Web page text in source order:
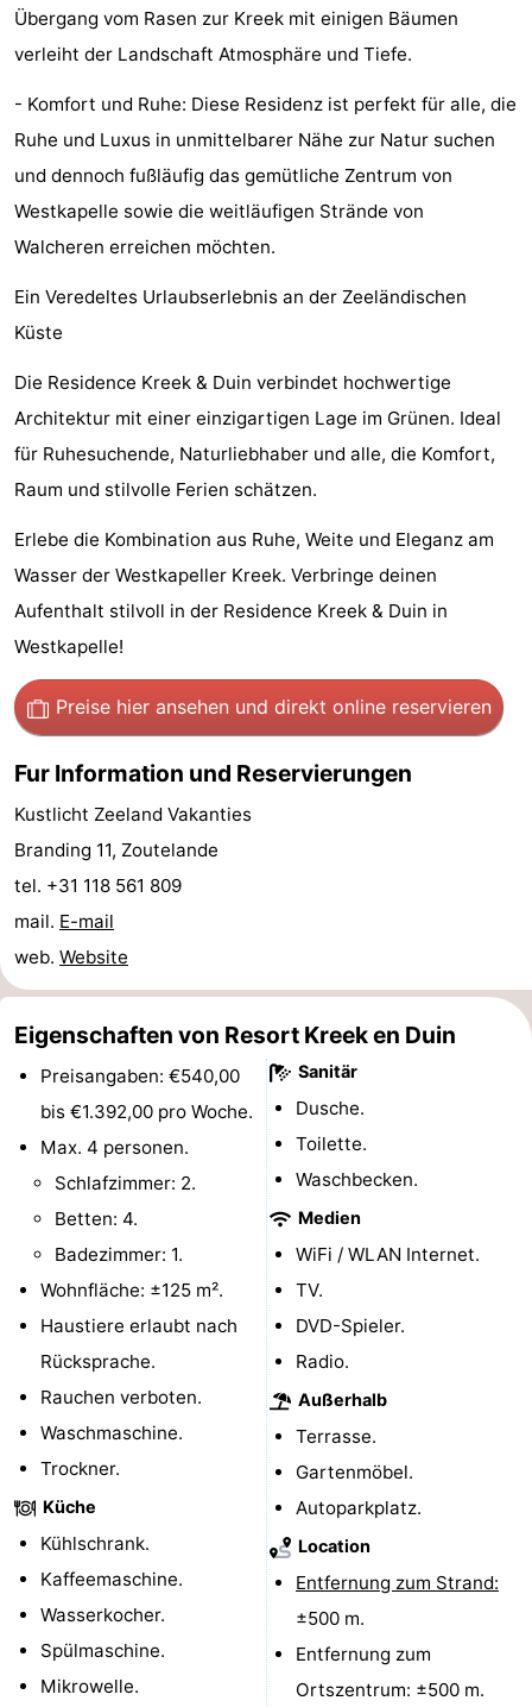
Golfplatze
Sportangeln
und
Veranstaltungen
Praktisch
Forum
-
Parken
Reisebuchshop
Adressen
Region
Zeeland
Schouwen-
Duiveland
-
Renesse
-
Brouwershaven
-
Bruinisse
-
Zierikzee
-
Natur
Oosterschelde
-
Burgh
Haamstede
Natur
Kop
van
Schouwen
Walcheren
Veere
Natur
Oranjezon
Oostkapelle
-
Natur
de
Mantelingen
Domburg
-
Zoutelande
Natur
Walcherse
bos
-
Dishoek
-
Vlissingen
-
Middelburg
Zeeuws-
Übergang vom Rasen zur Kreek mit einigen Bäumen
verleiht der Landschaft Atmosphäre und Tiefe.
- Komfort und Ruhe: Diese Residenz ist perfekt für alle, die
Ruhe und Luxus in unmittelbarer Nähe zur Natur suchen
und dennoch fußläufig das gemütliche Zentrum von
Westkapelle sowie die weitläufigen Strände von
Walcheren erreichen möchten.
Ein Veredeltes Urlaubserlebnis an der Zeeländischen
Küste
Die Residence Kreek & Duin verbindet hochwertige
Architektur mit einer einzigartigen Lage im Grünen. Ideal
für Ruhesuchende, Naturliebhaber und alle, die Komfort,
Raum und stilvolle Ferien schätzen.
Erlebe die Kombination aus Ruhe, Weite und Eleganz am
Wasser der Westkapeller Kreek. Verbringe deinen
Aufenthalt stilvoll in der Residence Kreek & Duin in
Westkapelle!
Preise hier ansehen und direkt online reservieren
Fur Information und Reservierungen
Kustlicht Zeeland Vakanties
Branding 11, Zoutelande
tel. +31 118 561 809
mail. E-mail
web. Website
Eigenschaften von Resort Kreek en Duin
Preisangaben: €540,00
bis €1.392,00 pro Woche.
Max. 4 personen.
Schlafzimmer: 2.
Betten: 4.
Badezimmer: 1.
Wohnfläche: ±125 m².
Haustiere erlaubt nach
Rücksprache.
Rauchen verboten.
Waschmaschine.
Trockner.
Küche
Kühlschrank.
Kaffeemaschine.
Wasserkocher.
Spülmaschine.
Mikrowelle.
Sanitär
Dusche.
Toilette.
Waschbecken.
Medien
WiFi / WLAN Internet.
TV.
DVD-Spieler.
Radio.
Außerhalb
Terrasse.
Gartenmöbel.
Autoparkplatz.
Location
Entfernung zum Strand:
±500 m.
Entfernung zum
Ortszentrum: ±500 m.